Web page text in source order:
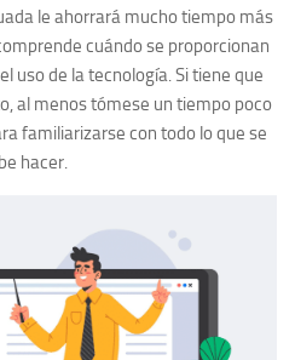
le ahorrará mucho tiempo más
cuándo se proporcionan
uso de la tecnología. Si tiene que
al menos tómese un tiempo poco
familiarizarse con todo lo que se
hacer.